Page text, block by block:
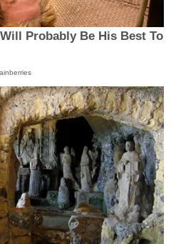
Probably Be His Best To